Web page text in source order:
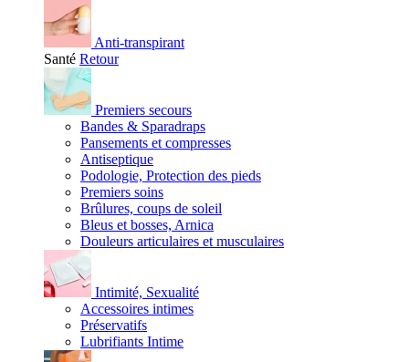
Anti-transpirant
Santé Retour
Premiers secours
Bandes & Sparadraps
Pansements et compresses
Antiseptique
Podologie, Protection des pieds
Premiers soins
Brûlures, coups de soleil
Bleus et bosses, Arnica
Douleurs articulaires et musculaires
Intimité, Sexualité
Accessoires intimes
Préservatifs
Lubrifiants Intime